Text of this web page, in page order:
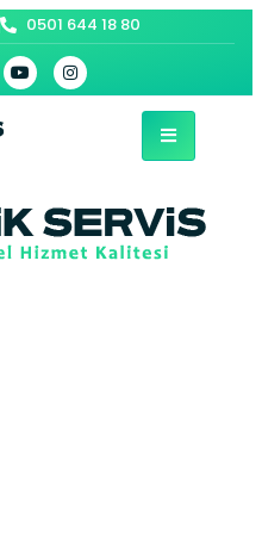
0501 644 18 80